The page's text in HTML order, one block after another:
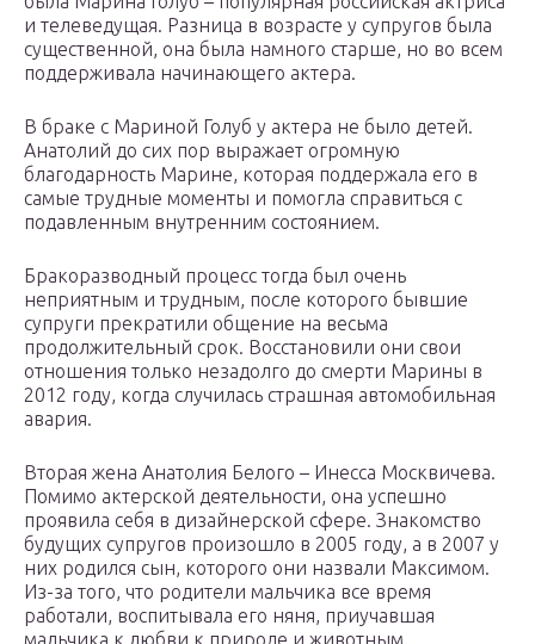
и телеведущая. Разница в возрасте у супругов была
существенной, она была намного старше, но во всем
поддерживала начинающего актера.
В браке с Мариной Голуб у актера не было детей.
Анатолий до сих пор выражает огромную
благодарность Марине, которая поддержала его в
самые трудные моменты и помогла справиться с
подавленным внутренним состоянием.
Бракоразводный процесс тогда был очень
неприятным и трудным, после которого бывшие
супруги прекратили общение на весьма
продолжительный срок. Восстановили они свои
отношения только незадолго до смерти Марины в
2012 году, когда случилась страшная автомобильная
авария.
Вторая жена Анатолия Белого – Инесса Москвичева.
Помимо актерской деятельности, она успешно
проявила себя в дизайнерской сфере. Знакомство
будущих супругов произошло в 2005 году, а в 2007 у
них родился сын, которого они назвали Максимом.
Из-за того, что родители мальчика все время
работали, воспитывала его няня, приучавшая
мальчика к любви к природе и животным.